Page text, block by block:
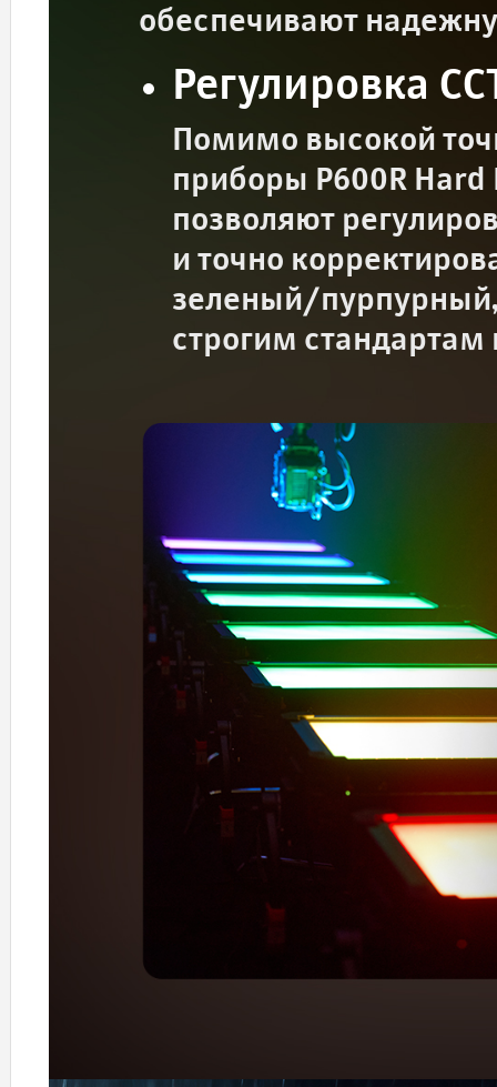
обеспечивают
Регулировка
Помимо высокой
приборы P600R Hard
позволяют
и точно
зеленый/
строгим стандартам